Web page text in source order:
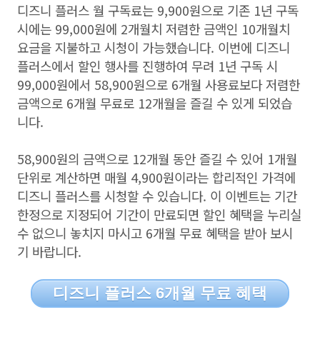
디즈니 플러스 월 구독료는 9,900원으로 기존 1년 구독
시에는 99,000원에 2개월치 저렴한 금액인 10개월치
요금을 지불하고 시청이 가능했습니다. 이번에 디즈니
플러스에서 할인 행사를 진행하여 무려 1년 구독 시
99,000원에서 58,900원으로 6개월 사용료보다 저렴한
금액으로 6개월 무료로 12개월을 즐길 수 있게 되었습
니다.
58,900원의 금액으로 12개월 동안 즐길 수 있어 1개월
단위로 계산하면 매월 4,900원이라는 합리적인 가격에
디즈니 플러스를 시청할 수 있습니다. 이 이벤트는 기간
한정으로 지정되어 기간이 만료되면 할인 혜택을 누리실
수 없으니 놓치지 마시고 6개월 무료 혜택을 받아 보시
기 바랍니다.
디즈니 플러스 6개월 무료 혜택